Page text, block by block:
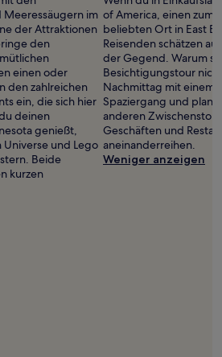
Meeressäugern im
der Attraktionen
den
einen oder
den zahlreichen
ein, die sich hier
deinen
genießt,
und Lego
Beide
kurzen
of America, einen zum
beliebten Ort in East
Reisenden schätzen
der Gegend. Warum
Besichtigungstour
Nachmittag mit einem
Spaziergang und
anderen
Geschäften und
aneinanderreihen.
Weniger anzeigen